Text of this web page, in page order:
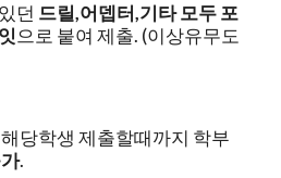
던 드릴,어뎁터,기타 모두 포
으로 붙여 제출. (이상유무도
당학생 제출할때까지 학부
.